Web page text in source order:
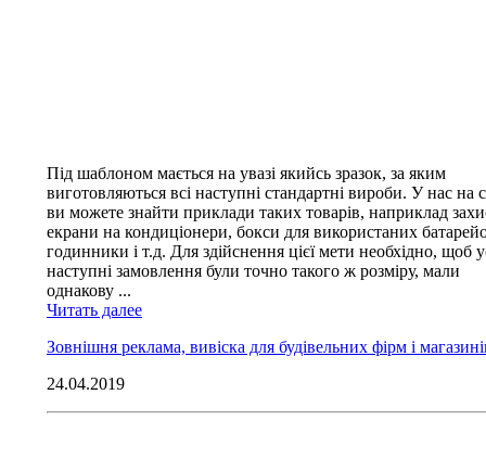
Під шаблоном мається на увазі якийсь зразок, за яким
виготовляються всі наступні стандартні вироби. У нас на
ви можете знайти приклади таких товарів, наприклад
екрани на кондиціонери, бокси для використаних
годинники і т.д. Для здійснення цієї мети необхідно, щоб
наступні замовлення були точно такого ж розміру, мали
однакову ...
Читать далее
Зовнішня реклама, вивіска для будівельних фірм і
24.04.2019